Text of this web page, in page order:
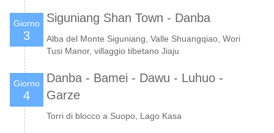
Giorno
3
Siguniang Shan Town - Danba
Alba del Monte Siguniang, Valle Shuangqiao, Wori
Tusi Manor, villaggio tibetano Jiaju
Giorno
4
Danba - Bamei - Dawu - Luhuo -
Garze
Torri di blocco a Suopo, Lago Kasa